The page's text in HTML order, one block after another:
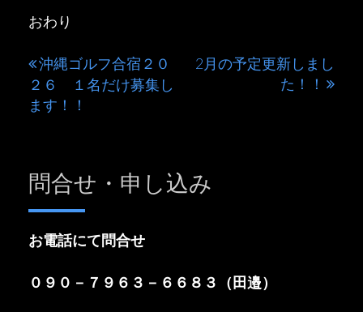
おわり
投
稿
ゲ
ー
シ
ョ
ン
沖縄ゴルフ合宿２０
２６ １名だけ募集し
ます！！
2月の予定更新しまし
た！！
問合せ・申し込み
お電話にて問合せ
０９０－７９６３－６６８３（田邉）